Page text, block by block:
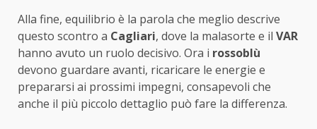
Alla fine, equilibrio è la parola che meglio descrive
questo scontro a Cagliari, dove la malasorte e il VAR
hanno avuto un ruolo decisivo. Ora i rossoblù
devono guardare avanti, ricaricare le energie e
prepararsi ai prossimi impegni, consapevoli che
anche il più piccolo dettaglio può fare la differenza.